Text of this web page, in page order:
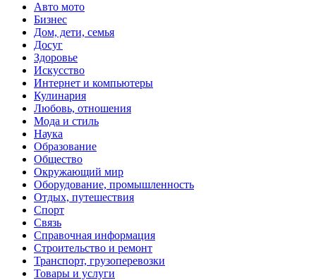
Авто мото
Бизнес
Дом, дети, семья
Досуг
Здоровье
Искусство
Интернет и компьютеры
Кулинария
Любовь, отношения
Мода и стиль
Наука
Образование
Общество
Окружающий мир
Оборудование, промышленность
Отдых, путешествия
Спорт
Связь
Справочная информация
Строительство и ремонт
Транспорт, грузоперевозки
Товары и услуги